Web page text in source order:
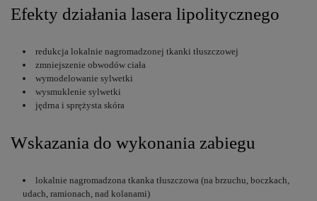
Efekty działania lasera lipolitycznego
redukcja lokalnie nagromadzonej tkanki tłuszczowej
zmniejszenie obwodów ciała
wymodelowanie sylwetki
wysmuklenie sylwetki
jędrna i sprężysta skóra
Wskazania do wykonania zabiegu
lokalnie nagromadzona tkanka tłuszczowa (na brzuchu, boczkach,
udach, ramionach, nad kolanami)